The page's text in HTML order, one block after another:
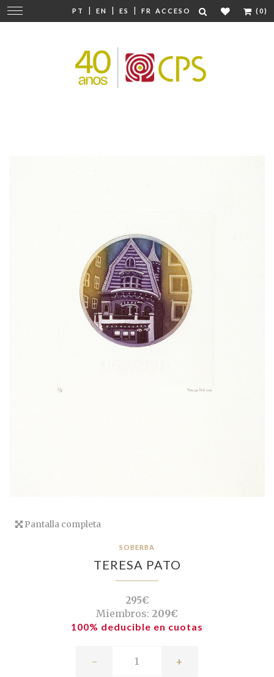
PT | EN | ES | FR ACCESO (0)
Cambiar
navegación
Pantalla completa
SOBERBA
TERESA PATO
295€
Miembros: 209€
100% deducible en cuotas
- +